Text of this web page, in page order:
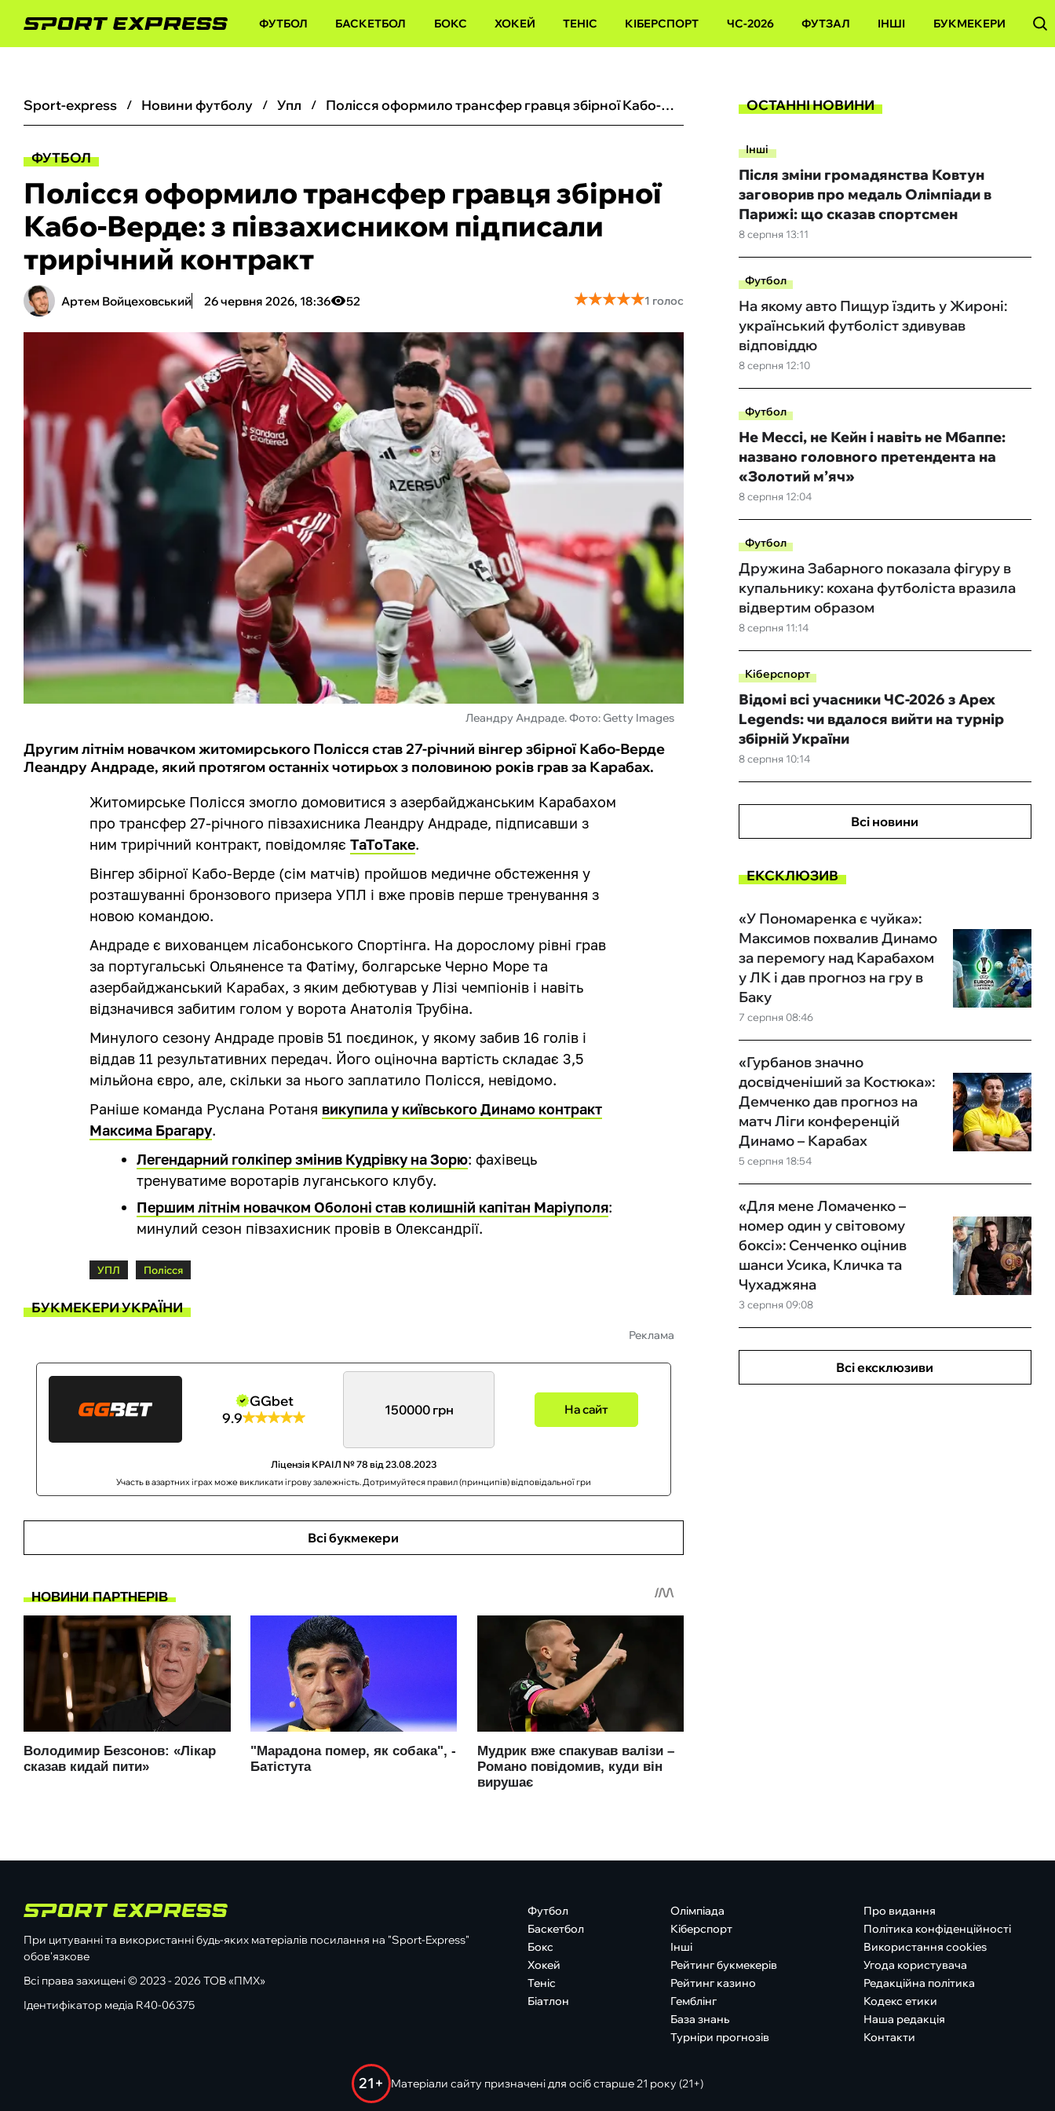
ФУТБОЛ БАСКЕТБОЛ БОКС ХОКЕЙ ТЕНІС КІБЕРСПОРТ ЧС-2026 ФУТЗАЛ ІНШІ БУКМЕКЕРИ
sport-express новини футболу упл Полісся оформило трансфер гравця збірної Кабо-Верде: з півзахисником підписали трирічний контракт
ФУТБОЛ
Полісся оформило трансфер гравця збірної
Кабо-Верде: з півзахисником підписали
трирічний контракт
Артем Войцеховський 26 червня 2026, 18:36 52 ★★★★★
★★★★★1 голос
Леандру Андраде. Фото: Getty Images
Другим літнім новачком житомирського Полісся став 27-річний вінгер збірної Кабо-Верде
Леандру Андраде, який протягом останніх чотирьох з половиною років грав за Карабах.
Житомирське Полісся змогло домовитися з азербайджанським Карабахом
про трансфер 27-річного півзахисника Леандру Андраде, підписавши з
ним трирічний контракт, повідомляєТаТоТаке.
Вінгер збірної Кабо-Верде (сім матчів) пройшов медичне обстеження у
розташуванні бронзового призера УПЛ і вже провів перше тренування з
новою командою.
Андраде є вихованцем лісабонського Спортінга. На дорослому рівні грав
за португальські Ольяненсе та Фатіму, болгарське Черно Море та
азербайджанський Карабах, з яким дебютував у Лізі чемпіонів і навіть
відзначився забитим голом у ворота Анатолія Трубіна.
Минулого сезону Андраде провів 51 поєдинок, у якому забив 16 голів і
віддав 11 результативних передач. Його оціночна вартість складає 3,5
мільйона євро, але, скільки за нього заплатило Полісся, невідомо.
Раніше команда Руслана Ротаня викупила у київського Динамо контракт
Максима Брагару.
Легендарний голкіпер змінив Кудрівку на Зорю: фахівець
тренуватиме воротарів луганського клубу.
Першим літнім новачком Оболоні став колишній капітан Маріуполя:
минулий сезон півзахисник провів в Олександрії.
УПЛ Полісся
БУКМЕКЕРИ УКРАЇНИ
Реклама
GGbet
9.9
150000 грн На сайт
Ліцензія КРАІЛ № 78 від 23.08.2023
Участь в азартних іграх може викликати ігрову залежність. Дотримуйтеся правил (принципів) відповідальної гри
Всі букмекери
ОСТАННІ НОВИНИ
Інші
8 серпня 13:11
Після зміни громадянства Ковтун
заговорив про медаль Олімпіади в
Парижі: що сказав спортсмен
Футбол
8 серпня 12:10
На якому авто Пищур їздить у Жироні:
український футболіст здивував
відповіддю
Футбол
8 серпня 12:04
Не Мессі, не Кейн і навіть не Мбаппе:
названо головного претендента на
«Золотий м’яч»
Футбол
8 серпня 11:14
Дружина Забарного показала фігуру в
купальнику: кохана футболіста вразила
відвертим образом
Кіберспорт
8 серпня 10:14
Відомі всі учасники ЧС-2026 з Apex
Legends: чи вдалося вийти на турнір
збірній України
Всі новини
ЕКСКЛЮЗИВ
7 серпня 08:46
«У Пономаренка є чуйка»:
Максимов похвалив Динамо
за перемогу над Карабахом
у ЛК і дав прогноз на гру в
Баку
5 серпня 18:54
«Гурбанов значно
досвідченіший за Костюка»:
Демченко дав прогноз на
матч Ліги конференцій
Динамо – Карабах
3 серпня 09:08
«Для мене Ломаченко –
номер один у світовому
боксі»: Сенченко оцінив
шанси Усика, Кличка та
Чухаджяна
Всі ексклюзиви
При цитуванні та використанні будь-яких матеріалів посилання на "Sport-Express"
обов'язкове
Всі права захищені © 2023 - 2026 ТОВ «ПМХ»
Ідентифікатор медіа R40-06375
Футбол
Баскетбол
Бокс
Хокей
Теніс
Біатлон
Олімпіада
Кіберспорт
Інші
Рейтинг букмекерів
Рейтинг казино
Гемблінг
База знань
Турніри прогнозів
Про видання
Політика конфіденційності
Використання cookies
Угода користувача
Редакційна політика
Кодекс етики
Наша редакція
Контакти
21+ Матеріали сайту призначені для осіб старше 21 року (21+)